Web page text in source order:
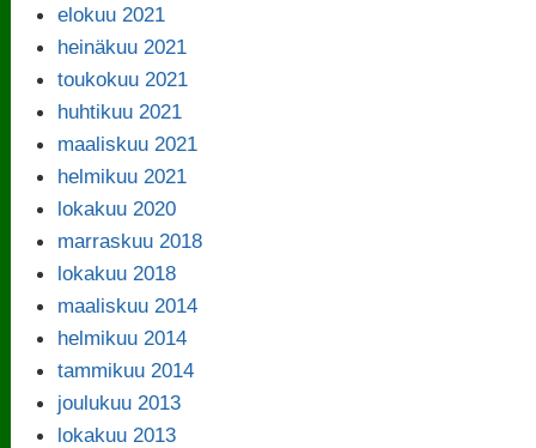
elokuu 2021
heinäkuu 2021
toukokuu 2021
huhtikuu 2021
maaliskuu 2021
helmikuu 2021
lokakuu 2020
marraskuu 2018
lokakuu 2018
maaliskuu 2014
helmikuu 2014
tammikuu 2014
joulukuu 2013
lokakuu 2013